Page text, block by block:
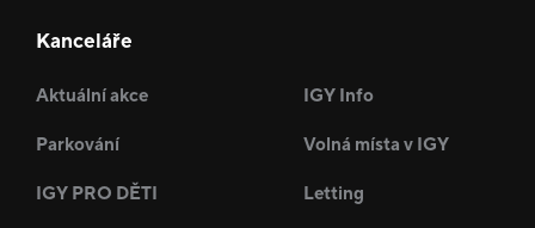
Kanceláře
Aktuální akce IGY Info
Parkování Volná místa v IGY
IGY PRO DĚTI Letting